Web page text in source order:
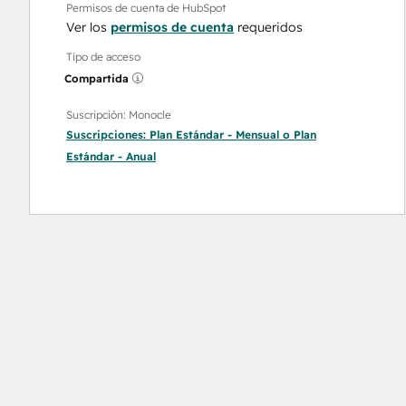
Permisos de cuenta de HubSpot
Ver los permisos de cuenta requeridos
Tipo de acceso
Compartida
Suscripción: Monocle
Suscripciones: Plan Estándar - Mensual o Plan
Estándar - Anual